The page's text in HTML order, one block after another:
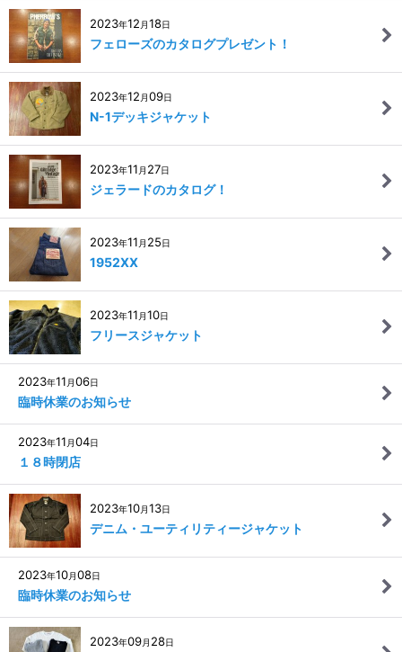
2023年12 月18日
フェローズのカタログプレゼント！
2023年12 月09日
N-1デッキジャケット
2023年11 月 27日
ジェラードのカタログ！
2023年11 月 25日
1952XX
2023年11 月10日
フリースジャケット
2023年11 月06日
臨時休業のお知らせ
2023年11 月04日
１８時閉店
2023年10月13日
デニム・ユーティリティージャケット
2023年10月08日
臨時休業のお知らせ
2023年09月 28日